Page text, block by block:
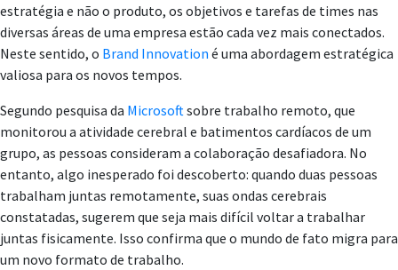
estratégia e não o produto, os objetivos e tarefas de times nas
diversas áreas de uma empresa estão cada vez mais conectados.
Neste sentido, o Brand Innovation é uma abordagem estratégica
valiosa para os novos tempos.
Segundo pesquisa da Microsoftsobre trabalho remoto, que
monitorou a atividade cerebral e batimentos cardíacos de um
grupo, as pessoas consideram a colaboração desafiadora. No
entanto, algo inesperado foi descoberto: quando duas pessoas
trabalham juntas remotamente, suas ondas cerebrais
constatadas, sugerem que seja mais difícil voltar a trabalhar
juntas fisicamente. Isso confirma que o mundo de fato migra para
um novo formato de trabalho.